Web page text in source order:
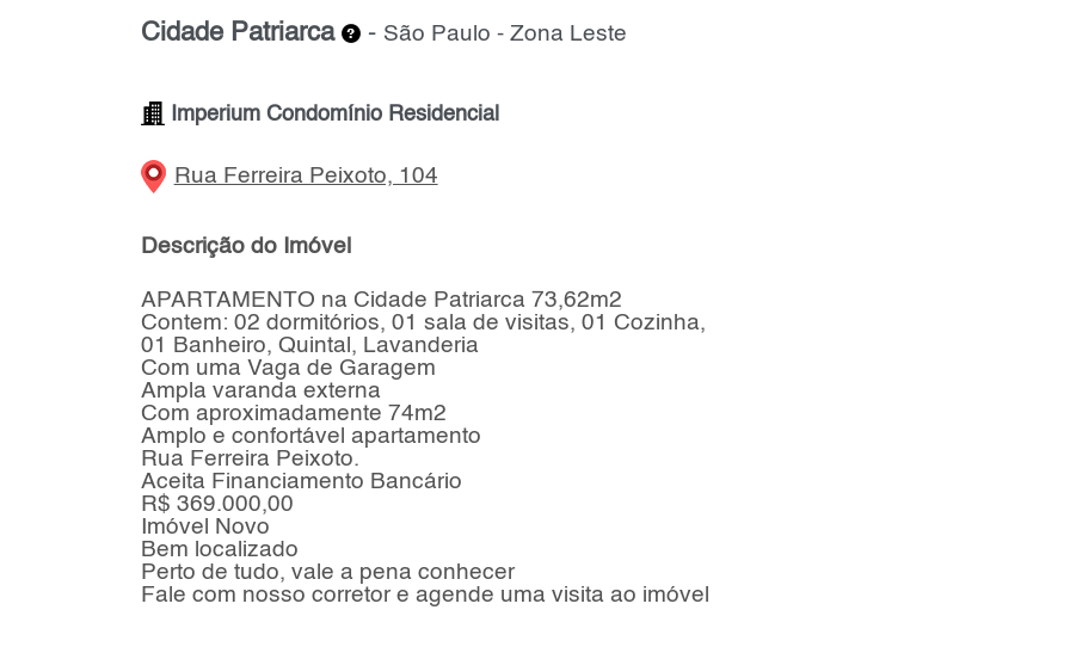
Cidade Patriarca - São Paulo - Zona Leste
Imperium Condomínio Residencial
Rua Ferreira Peixoto, 104
Descrição do Imóvel
APARTAMENTO na Cidade Patriarca 73,62m2
Contem: 02 dormitórios, 01 sala de visitas, 01 Cozinha,
01 Banheiro, Quintal, Lavanderia
Com uma Vaga de Garagem
Ampla varanda externa
Com aproximadamente 74m2
Amplo e confortável apartamento
Rua Ferreira Peixoto.
Aceita Financiamento Bancário
R$ 369.000,00
Imóvel Novo
Bem localizado
Perto de tudo, vale a pena conhecer
Fale com nosso corretor e agende uma visita ao imóvel